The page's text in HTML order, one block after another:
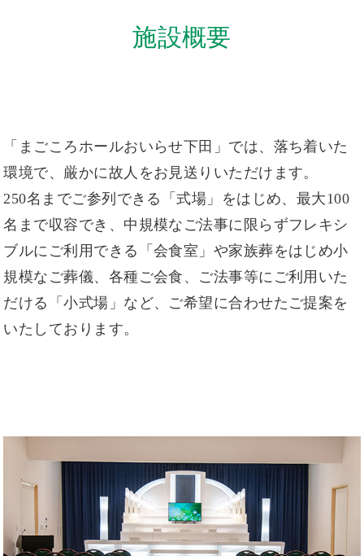
施設概要
「まごころホールおいらせ下田」では、落ち着いた
環境で、厳かに故人をお見送りいただけます。
250名までご参列できる「式場」をはじめ、最大100
名まで収容でき、中規模なご法事に限らずフレキシ
ブルにご利用できる「会食室」や家族葬をはじめ小
規模なご葬儀、各種ご会食、ご法事等にご利用いた
だける「小式場」など、ご希望に合わせたご提案を
いたしております。